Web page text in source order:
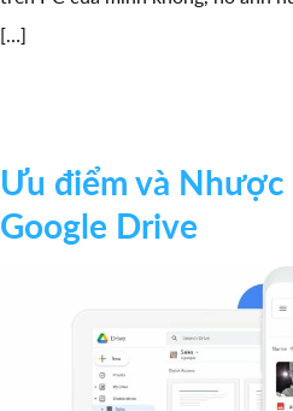
[…]
Ưu điểm và Nhược
Google Drive